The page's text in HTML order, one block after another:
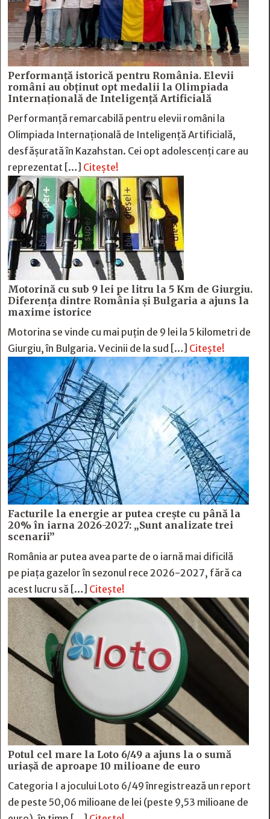
Performanță istorică pentru România. Elevii
români au obținut opt medalii la Olimpiada
Internațională de Inteligență Artificială
Performanță remarcabilă pentru elevii români la
Olimpiada Internațională de Inteligență Artificială,
desfășurată în Kazahstan. Cei opt adolescenți care au
reprezentat […] Citește!
Motorină cu sub 9 lei pe litru la 5 Km de Giurgiu.
Diferența dintre România și Bulgaria a ajuns la
maxime istorice
Motorina se vinde cu mai puțin de 9 lei la 5 kilometri de
Giurgiu, în Bulgaria. Vecinii de la sud […] Citește!
Facturile la energie ar putea crește cu până la
20% în iarna 2026-2027: „Sunt analizate trei
scenarii”
România ar putea avea parte de o iarnă mai dificilă
pe piața gazelor în sezonul rece 2026-2027, fără ca
acest lucru să […] Citește!
Potul cel mare la Loto 6/49 a ajuns la o sumă
uriașă de aproape 10 milioane de euro
Categoria I a jocului Loto 6/49 înregistrează un report
de peste 50,06 milioane de lei (peste 9,53 milioane de